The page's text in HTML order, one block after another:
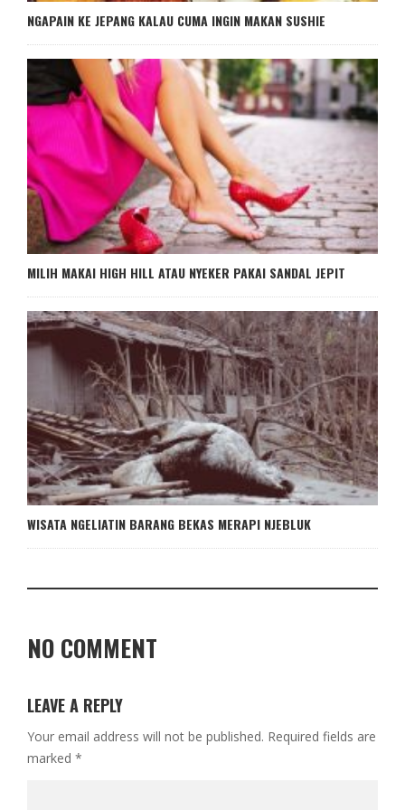
NGAPAIN KE JEPANG KALAU CUMA INGIN MAKAN SUSHIE
MILIH MAKAI HIGH HILL ATAU NYEKER PAKAI SANDAL JEPIT
WISATA NGELIATIN BARANG BEKAS MERAPI NJEBLUK
NO COMMENT
LEAVE A REPLY
Your email address will not be published. Required fields are
marked *